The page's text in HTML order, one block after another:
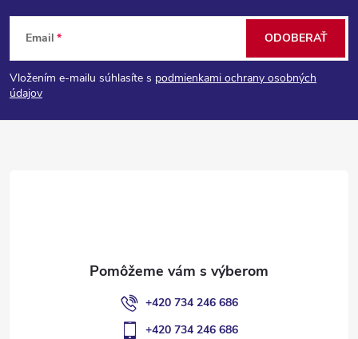
Z
á
p
Email
Vložením e-mailu súhlasíte s podmienkami ochrany osobných
údajov
ODOBERAŤ
+420 734 246 686
+420 734 246 686